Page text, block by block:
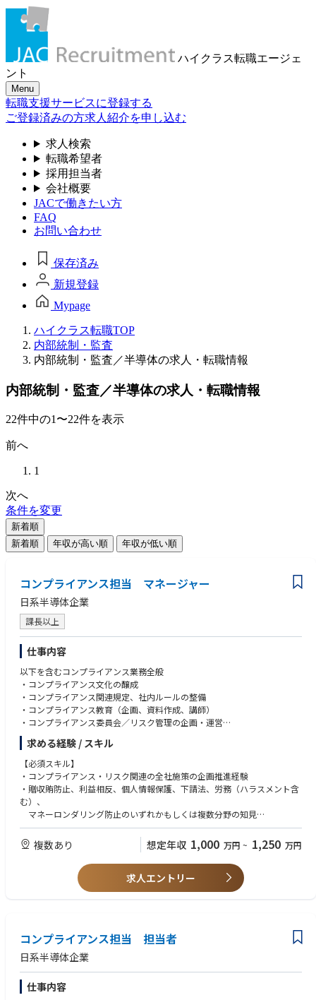
ハイクラス転職エージェ
ント
Menu
転職支援サービスに登録する
ご登録済みの方求人紹介を申し込む
求人検索
転職希望者
採用担当者
会社概要
JACで働きたい方
FAQ
お問い合わせ
保存済み
新規登録
Mypage
ハイクラス転職TOP
内部統制・監査
内部統制・監査／半導体の求人・転職情報
内部統制・監査／半導体の求人・転職情報
22件中の1〜22件を表示
前へ
1
次へ
条件を変更
新着順
新着順
年収が高い順 年収が低い順
コンプライアンス担当 マネージャー
日系半導体企業
課長以上
仕事内容
以下を含むコンプライアンス業務全般
・コンプライアンス文化の醸成
・コンプライアンス関連規定、社内ルールの整備
・コンプライアンス教育（企画、資料作成、講師）
・コンプライアンス委員会／リスク管理の企画・運営
・内部通報制度（調査を含む）の運用
等求める経験 / スキル
【必須スキル】
・コンプライアンス・リスク関連の全社施策の企画推進経験
・贈収賄防止、利益相反、個人情報保護、下請法、労務（ハラスメント含
む）、
マネーロンダリング防止のいずれかもしくは複数分野の知見
【歓迎スキル】
・ビジネスレベルの英語力（海外とのEメール、会議等）
複数あり 想定年収 1,000 万円 ~ 1,250 万円
求人エントリー
コンプライアンス担当 担当者
日系半導体企業
仕事内容